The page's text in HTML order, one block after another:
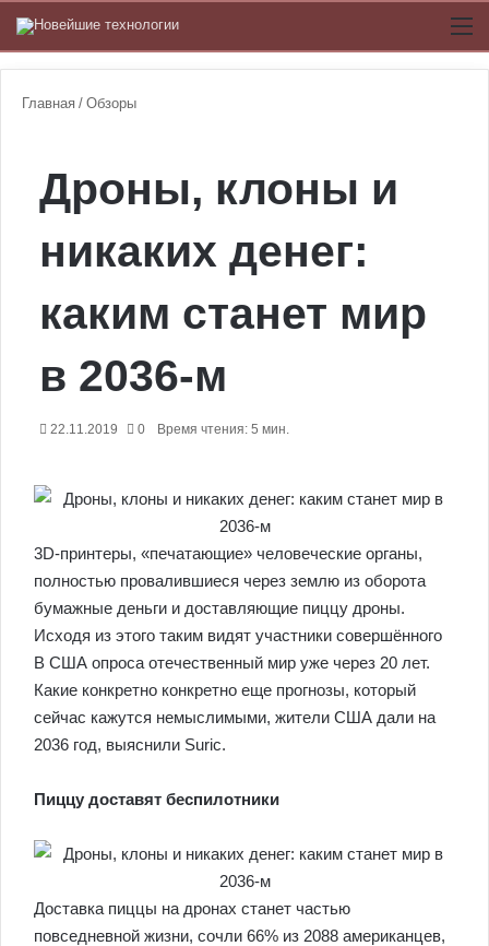
Главная / Обзоры
Дроны, клоны и
никаких денег:
каким станет мир
в 2036-м
22.11.2019 0 Время чтения: 5 мин.
3D-принтеры, «печатающие» человеческие органы,
полностью провалившиеся через землю из оборота
бумажные деньги и доставляющие пиццу дроны.
Исходя из этого таким видят участники совершённого
В США опроса отечественный мир уже через 20 лет.
Какие конкретно конкретно еще прогнозы, который
сейчас кажутся немыслимыми, жители США дали на
2036 год, выяснили Suric.
Пиццу доставят беспилотники
Доставка пиццы на дронах станет частью
повседневной жизни, сочли 66% из 2088 американцев,